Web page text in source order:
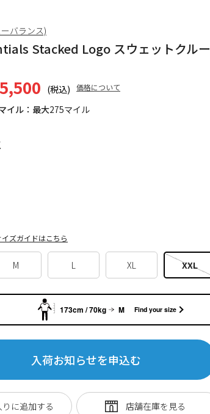
イル：最大275マイル
Stacked Logo スウェットクルー
(税込) 価格について
M L XL XXL
イズガイドはこちら
入荷お知らせを申込む
りに追加する
バランス)
173cm / 70kg M Find your size